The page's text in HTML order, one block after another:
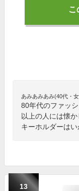
こ
あみあみあみ(40代・
80年代のファッ
以上の人には懐
キーホルダーは
13